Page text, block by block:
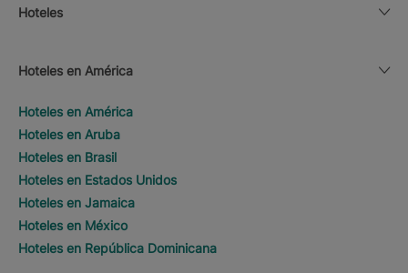
Hoteles
Hoteles en América
Hoteles en América
Hoteles en Aruba
Hoteles en Brasil
Hoteles en Estados Unidos
Hoteles en Jamaica
Hoteles en México
Hoteles en República Dominicana